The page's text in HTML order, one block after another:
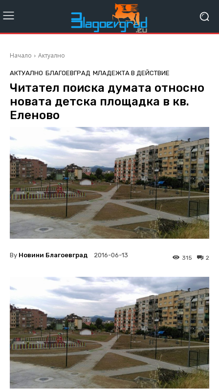
Начало Актуално
АКТУАЛНО БЛАГОЕВГРАД МЛАДЕЖТА В ДЕЙСТВИЕ
Читател поиска думата относно
новата детска площадка в кв.
Еленово
By Новини Благоевград 2016-06-13 2
315